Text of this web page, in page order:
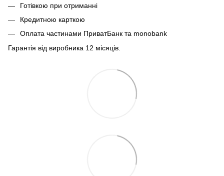
Готівкою при отриманні
Кредитною карткою
Оплата частинами ПриватБанк та monobank
Гарантія від виробника 12 місяців.